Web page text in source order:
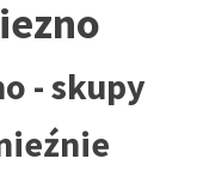
- skupy